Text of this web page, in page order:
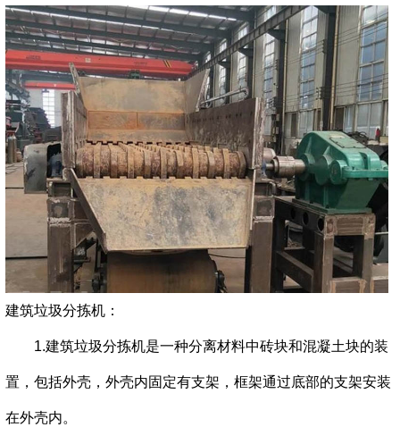
建筑垃圾分拣机：
1.建筑垃圾分拣机是一种分离材料中砖块和混凝土块的装
置，包括外壳，外壳内固定有支架，框架通过底部的支架安装
在外壳内。